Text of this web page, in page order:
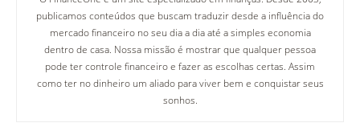
publicamos conteúdos que buscam traduzir desde a influência do
mercado financeiro no seu dia a dia até a simples economia
dentro de casa. Nossa missão é mostrar que qualquer pessoa
pode ter controle financeiro e fazer as escolhas certas. Assim
como ter no dinheiro um aliado para viver bem e conquistar seus
sonhos.